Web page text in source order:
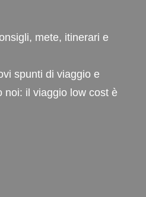
mete, itinerari e
spunti di viaggio e
noi: il viaggio low cost è